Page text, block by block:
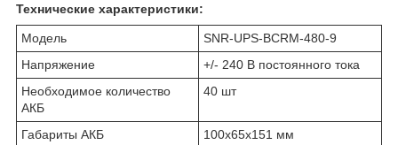
Технические характеристики:
Модель
SNR-UPS-BCRM-480-9
Напряжение
+/- 240 В постоянного тока
Необходимое количество
АКБ
40 шт
Габариты АКБ
100х65х151 мм